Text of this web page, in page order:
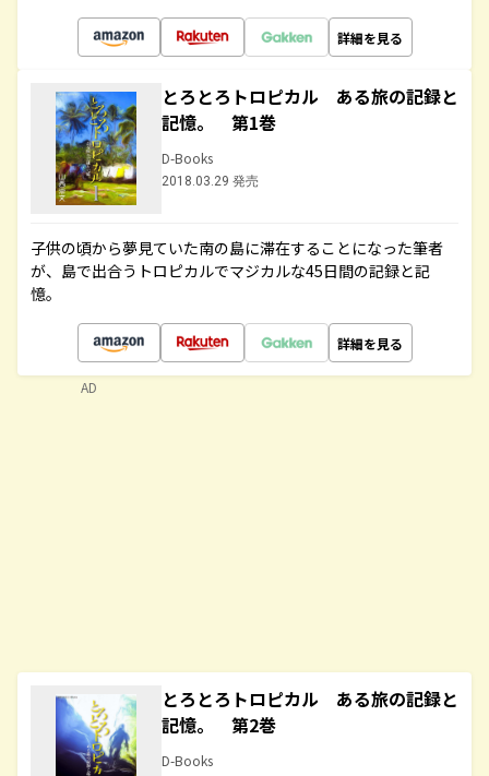
詳細を見る
とろとろトロピカル ある旅の記録と
記憶。 第1巻
D-Books
2018.03.29 発売
子供の頃から夢見ていた南の島に滞在することになった筆者
が、島で出合うトロピカルでマジカルな45日間の記録と記
憶。
詳細を見る
とろとろトロピカル ある旅の記録と
記憶。 第2巻
D-Books
AD